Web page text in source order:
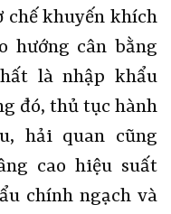
chế khuyến khích
hướng cân bằng
là nhập khẩu
đó, thủ tục hành
hải quan cũng
cao hiệu suất
chính ngạch và